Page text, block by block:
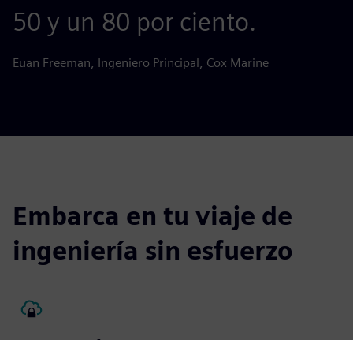
50 y un 80 por ciento.
Euan Freeman, Ingeniero Principal, Cox Marine
Embarca en tu viaje de
ingeniería sin esfuerzo